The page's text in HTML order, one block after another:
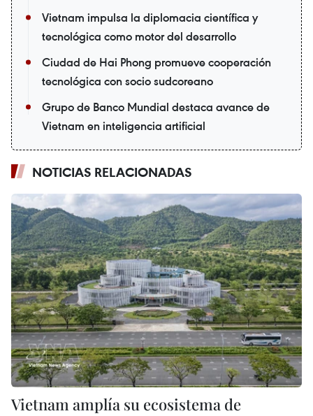
Vietnam impulsa la diplomacia científica y
tecnológica como motor del desarrollo
Ciudad de Hai Phong promueve cooperación
tecnológica con socio sudcoreano
Grupo de Banco Mundial destaca avance de
Vietnam en inteligencia artificial
NOTICIAS RELACIONADAS
Vietnam amplía su ecosistema de